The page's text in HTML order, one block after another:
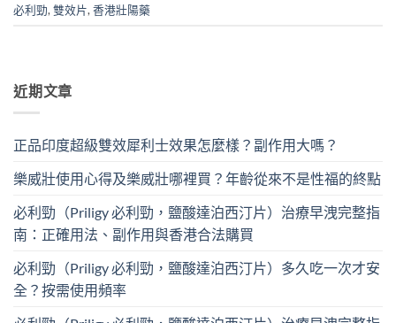
必利勁, 雙效片, 香港壯陽藥
近期文章
正品印度超級雙效犀利士效果怎麼樣？副作用大嗎？
樂威壯使用心得及樂威壯哪裡買？年齡從來不是性福的終點
必利勁（Priligy 必利勁，鹽酸達泊西汀片）治療早洩完整指
南：正確用法、副作用與香港合法購買
必利勁（Priligy 必利勁，鹽酸達泊西汀片）多久吃一次才安
全？按需使用頻率